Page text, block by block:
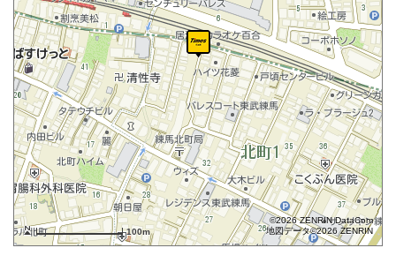
100m
©2026 ZENRIN DataCom
地図データ©2026 ZENRIN